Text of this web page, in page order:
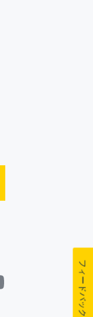
フィードバック